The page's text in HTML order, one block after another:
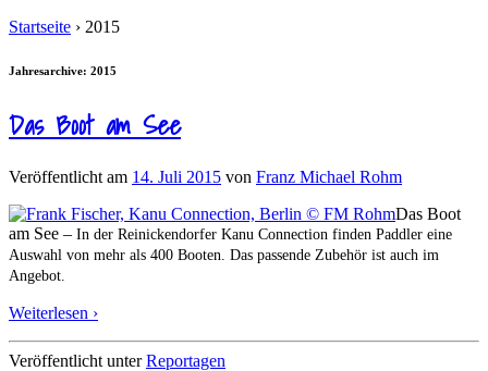
Startseite › 2015
Jahresarchive: 2015
Das Boot am See
Veröffentlicht am 14. Juli 2015 von Franz Michael Rohm
Das Boot
am See – In der Reinickendorfer Kanu Connection finden Paddler eine
Auswahl von mehr als 400 Booten. Das passende Zubehör ist auch im
Angebot.
Weiterlesen ›
Veröffentlicht unterReportagen